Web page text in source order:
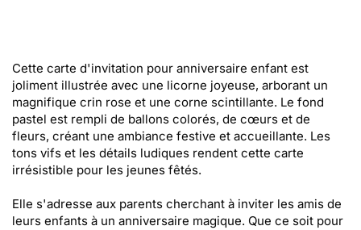
Cette carte d'invitation pour anniversaire enfant est
joliment illustrée avec une licorne joyeuse, arborant un
magnifique crin rose et une corne scintillante. Le fond
pastel est rempli de ballons colorés, de cœurs et de
fleurs, créant une ambiance festive et accueillante. Les
tons vifs et les détails ludiques rendent cette carte
irrésistible pour les jeunes fêtés.
Elle s'adresse aux parents cherchant à inviter les amis de
leurs enfants à un anniversaire magique. Que ce soit pour